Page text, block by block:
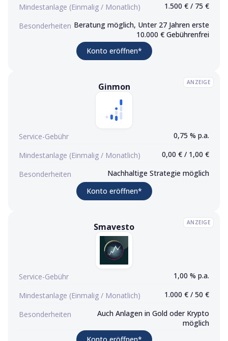
Mindestanlage (Einmalig / Monatlich) 1.500 € / 75 €
Besonderheiten Beratung möglich, Unter 27 Jahren erste
10.000 € Gebührenfrei
Konto eröffnen*(Werbelink)
Konto eröffnen (Werbelink) ANZEIGE
Ginmon
Service-Gebühr 0,75 % p.a.
Mindestanlage (Einmalig / Monatlich) 0,00 € / 1,00 €
Besonderheiten
Nachhaltige Strategie möglich
Konto eröffnen*(Werbelink)
Konto eröffnen (Werbelink) ANZEIGE
Smavesto
Service-Gebühr 1,00 % p.a.
Mindestanlage (Einmalig / Monatlich) 1.000 € / 50 €
Besonderheiten
Auch Anlagen in Gold oder Krypto
möglich
(Werbelink)